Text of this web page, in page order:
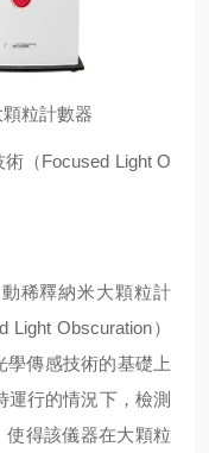
粒計數器
（Focused Light O
動稀釋納米大顆粒計
Obscuration）
學傳感技術的基礎上
運行的情況下，檢測
得該儀器在大顆粒